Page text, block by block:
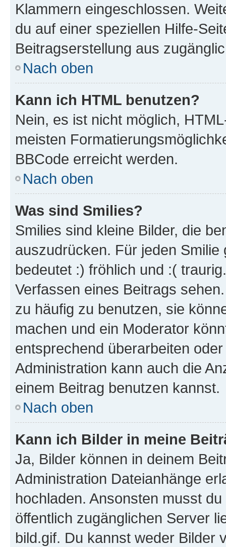
Klammern eingeschlossen.
du auf einer speziellen Hilfe-
Beitragserstellung aus
Nach oben
Kann ich HTML benutzen?
Nein, es ist nicht möglich,
meisten
BBCode erreicht werden.
Nach oben
Was sind Smilies?
Smilies sind kleine Bilder, die
auszudrücken. Für jeden
bedeutet :) fröhlich und :(
Verfassen eines Beitrags
zu häufig zu benutzen, sie
machen und ein Moderator
entsprechend überarbeiten
Administration kann auch die
einem Beitrag benutzen kannst.
Nach oben
Kann ich Bilder in meine
Ja, Bilder können in deinem
Administration Dateianhänge
hochladen. Ansonsten musst
öffentlich zugänglichen Server
bild.gif. Du kannst weder Bilder